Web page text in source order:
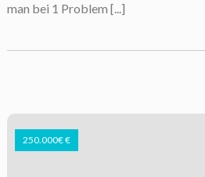
man bei 1 Problem [...]
250.000€ €